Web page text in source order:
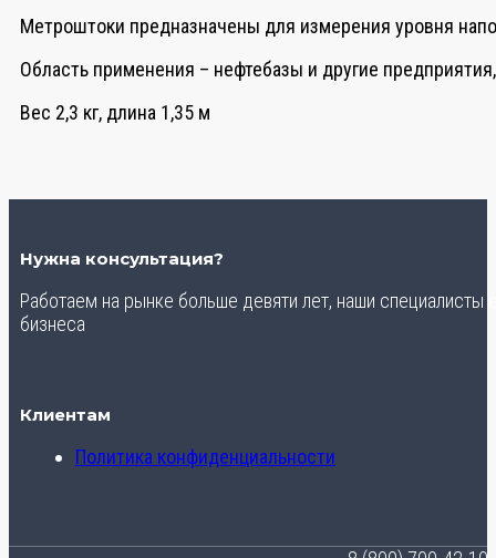
Метроштоки предназначены для измерения уровня
Область применения – нефтебазы и другие
Вес 2,3 кг, длина 1,35 м
Нужна консультация?
Работаем на рынке больше девяти лет, наши
бизнеса
Клиентам
Политика конфиденциальности